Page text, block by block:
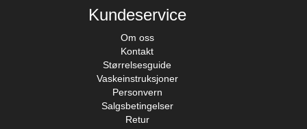
Kundeservice
Om oss
Kontakt
Størrelsesguide
Vaskeinstruksjoner
Personvern
Salgsbetingelser
Retur